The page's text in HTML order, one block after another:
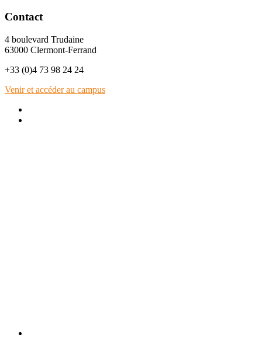
Contact
4 boulevard Trudaine
63000 Clermont-Ferrand
+33 (0)4 73 98 24 24
Venir et accéder au campus